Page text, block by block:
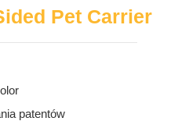
Pet Carrier
patentów